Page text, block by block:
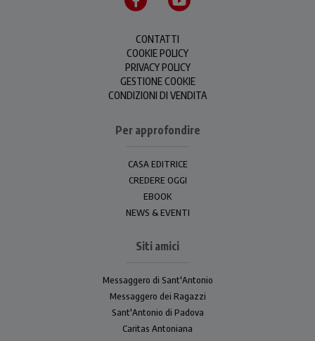
CONTATTI
COOKIE POLICY
PRIVACY POLICY
GESTIONE COOKIE
CONDIZIONI DI VENDITA
Per approfondire
CASA EDITRICE
CREDERE OGGI
EBOOK
NEWS & EVENTI
Siti amici
Messaggero di Sant'Antonio
Messaggero dei Ragazzi
Sant'Antonio di Padova
Caritas Antoniana